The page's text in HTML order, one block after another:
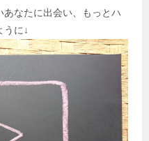
なたに出会い、もっとハ
うに↓